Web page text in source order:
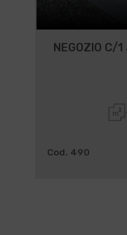
NEGOZIO
Cod. 490